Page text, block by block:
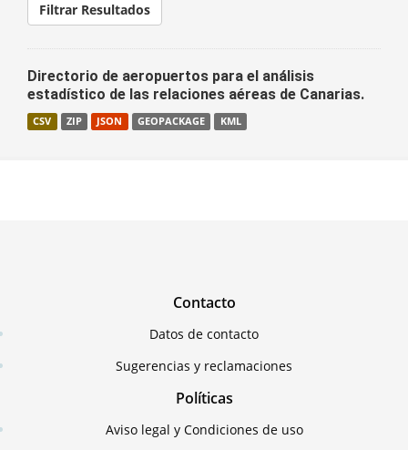
Filtrar Resultados
Directorio de aeropuertos para el análisis
estadístico de las relaciones aéreas de Canarias.
CSV ZIP JSON GEOPACKAGE KML
Contacto
Datos de contacto
Sugerencias y reclamaciones
Políticas
Aviso legal y Condiciones de uso